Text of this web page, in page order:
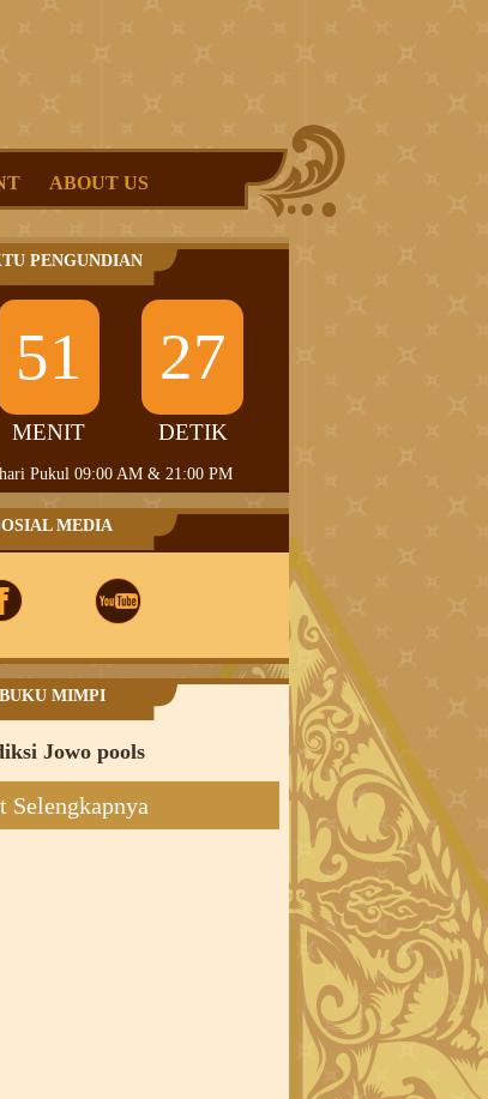
ABOUT US
PENGUNDIAN
51
MENIT
27
DETIK
Pukul 09:00 AM & 21:00 PM
MEDIA
BUKU MIMPI
Jowo pools
Selengkapnya